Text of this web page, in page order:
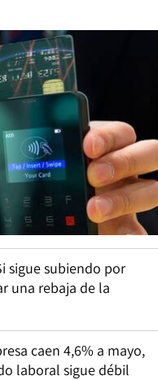
sigue subiendo por
una rebaja de la
caen 4,6% a mayo,
laboral sigue débil